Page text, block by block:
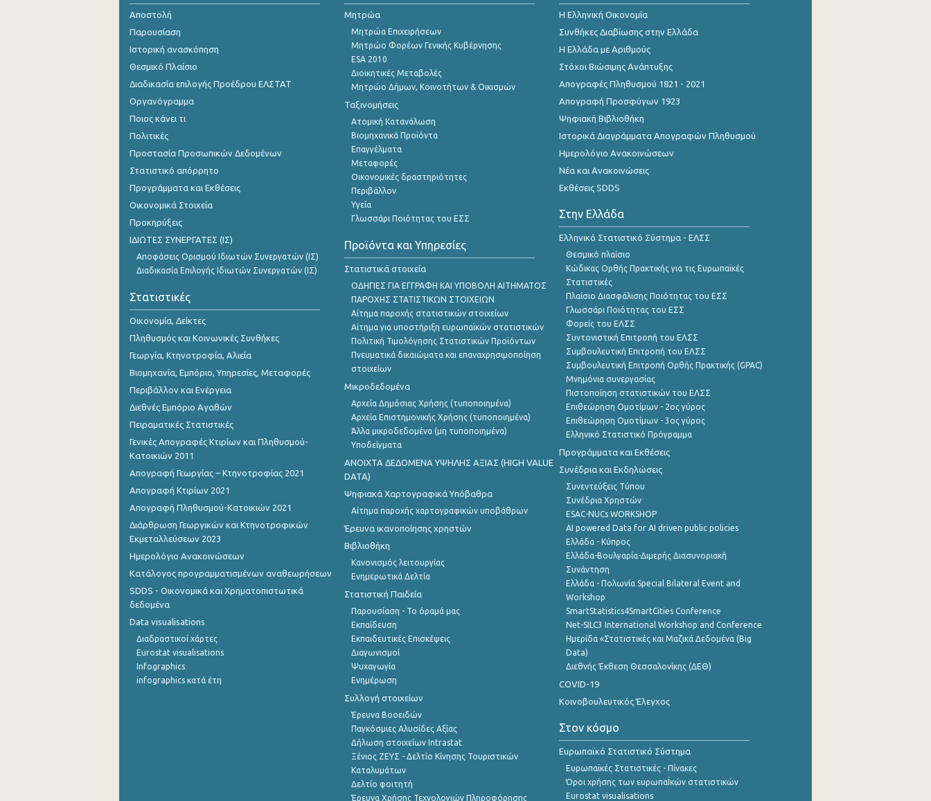
Μαΐου 2024
Μαρτίου 2024
Φεβρουαρίου 2024
Ιανουαρίου 2024
Δεκεμβρίου 2023
Νοεμβρίου 2023
Οκτωβρίου 2023
Αυγούστου 2023
Ιουλίου 2023
Μαΐου 2023
Απριλίου 2023
Φεβρουαρίου 2023
Ιανουαρίου 2023
Δεκεμβρίου 2022
Οκτωβρίου 2022
Σεπτεμβρίου 2022
Αυγούστου 2022
Ιουλίου 2022
Ιουνίου 2022
Απριλίου 2022
Μαρτίου 2022
Αποστολή
Παρουσίαση
Ιστορική ανασκόπηση
Θεσμικό Πλαίσιο
Διαδικασία επιλογής Προέδρου ΕΛΣΤΑΤ
Οργανόγραμμα
Ποιος κάνει τι
Πολιτικές
Προστασία Προσωπικών Δεδομένων
Στατιστικό απόρρητο
Προγράμματα και Εκθέσεις
Οικονομικά Στοιχεία
Προκηρύξεις
ΙΔΙΩΤΕΣ ΣΥΝΕΡΓΑΤΕΣ (ΙΣ)
Αποφάσεις Ορισμού Ιδιωτών Συνεργατών (ΙΣ)
Διαδικασία Επιλογής Ιδιωτών Συνεργατών (ΙΣ)
Στατιστικές
Οικονομία, Δείκτες
Πληθυσμός και Κοινωνικές Συνθήκες
Γεωργία, Κτηνοτροφία, Αλιεία
Βιομηχανία, Εμπόριο, Υπηρεσίες, Μεταφορές
Περιβάλλον και Ενέργεια
Διεθνές Εμπόριο Αγαθών
Πειραματικές Στατιστικές
Γενικές Απογραφές Κτιρίων και Πληθυσμού-
Κατοικιών 2011
Απογραφή Γεωργίας – Κτηνοτροφίας 2021
Απογραφή Κτιρίων 2021
Απογραφή Πληθυσμού-Κατοικιών 2021
Διάρθρωση Γεωργικών και Κτηνοτροφικών
Εκμεταλλεύσεων 2023
Ημερολόγιο Ανακοινώσεων
Κατάλογος προγραμματισμένων αναθεωρήσεων
SDDS - Οικονομικά και Χρηματοπιστωτικά
δεδομένα
Data visualisations
Διαδραστικοί χάρτες
Eurostat visualisations
Infographics
infographics κατά έτη
Μητρώα
Μητρώα Επιχειρήσεων
Μητρώο Φορέων Γενικής Κυβέρνησης
ESA 2010
Διοικητικές Μεταβολές
Μητρώο Δήμων, Κοινοτήτων & Οικισμών
Ταξινομήσεις
Ατομική Κατανάλωση
Βιομηχανικά Προϊόντα
Επαγγέλματα
Μεταφορές
Οικονομικές δραστηριότητες
Περιβάλλον
Υγεία
Γλωσσάρι Ποιότητας του ΕΣΣ
Προϊόντα και Υπηρεσίες
Στατιστικά στοιχεία
ΟΔΗΓΙΕΣ ΓΙΑ ΕΓΓΡΑΦΗ ΚΑΙ ΥΠΟΒΟΛΗ ΑΙΤΗΜΑΤΟΣ
ΠΑΡΟΧΗΣ ΣΤΑΤΙΣΤΙΚΩΝ ΣΤΟΙΧΕΙΩΝ
Αίτημα παροχής στατιστικών στοιχείων
Αίτημα για υποστήριξη ευρωπαϊκών στατιστικών
Πολιτική Τιμολόγησης Στατιστικών Προϊόντων
Πνευματικά δικαιώματα και επαναχρησιμοποίηση
στοιχείων
Μικροδεδομένα
Αρχεία Δημόσιας Χρήσης (τυποποιημένα)
Αρχεία Επιστημονικής Χρήσης (τυποποιημένα)
Άλλα μικροδεδομένα (μη τυποποιημένα)
Υποδείγματα
ANOIXTA ΔΕΔΟΜΕΝΑ ΥΨΗΛΗΣ ΑΞΙΑΣ (HIGH VALUE
DATA)
Ψηφιακά Χαρτογραφικά Υπόβαθρα
Αίτημα παροχής χαρτογραφικών υποβάθρων
Έρευνα ικανοποίησης χρηστών
Βιβλιοθήκη
Κανονισμός λειτουργίας
Ενημερωτικά Δελτία
Στατιστική Παιδεία
Παρουσίαση - Το όραμά μας
Εκπαίδευση
Εκπαιδευτικές Επισκέψεις
Διαγωνισμοί
Ψυχαγωγία
Ενημέρωση
Συλλογή στοιχείων
Έρευνα Βοοειδών
Παγκόσμιες Αλυσίδες Αξίας
Δήλωση στοιχείων Intrastat
Ξένιος ΖΕΥΣ - Δελτίο Κίνησης Τουριστικών
Καταλυμάτων
Δελτίο φοιτητή
Έρευνα Χρήσης Τεχνολογιών Πληροφόρησης
Η Ελληνική Οικονομία
Συνθήκες Διαβίωσης στην Ελλάδα
Η Ελλάδα με Αριθμούς
Στόχοι Βιώσιμης Ανάπτυξης
Απογραφές Πληθυσμού 1821 - 2021
Απογραφή Προσφύγων 1923
Ψηφιακή Βιβλιοθήκη
Ιστορικά Διαγράμματα Απογραφών Πληθυσμού
Ημερολόγιο Ανακοινώσεων
Νέα και Ανακοινώσεις
Εκθέσεις SDDS
Στην Ελλάδα
Ελληνικό Στατιστικό Σύστημα - ΕΛΣΣ
Θεσμικό πλαίσιο
Κώδικας Ορθής Πρακτικής για τις Ευρωπαϊκές
Στατιστικές
Πλαίσιο Διασφάλισης Ποιότητας του ΕΣΣ
Γλωσσάρι Ποιότητας του ΕΣΣ
Φορείς του ΕΛΣΣ
Συντονιστική Επιτροπή του ΕΛΣΣ
Συμβουλευτική Επιτροπή του ΕΛΣΣ
Συμβουλευτική Επιτροπή Ορθής Πρακτικής (GPAC)
Μνημόνια συνεργασίας
Πιστοποίηση στατιστικών του ΕΛΣΣ
Επιθεώρηση Ομοτίμων - 2ος γύρος
Επιθεώρηση Ομοτίμων - 3ος γύρος
Ελληνικό Στατιστικό Πρόγραμμα
Προγράμματα και Εκθέσεις
Συνέδρια και Εκδηλώσεις
Συνεντεύξεις Τύπου
Συνέδρια Χρηστών
ESAC-NUCs WORKSHOP
AI powered Data for AI driven public policies
Ελλάδα - Κύπρος
Ελλάδα-Βουλγαρία-Διμερής Διασυνοριακή
Συνάντηση
Ελλάδα - Πολωνία Special Bilateral Event and
Workshop
SmartStatistics4SmartCities Conference
Net-SILC3 International Workshop and Conference
Ημερίδα «Στατιστικές και Μαζικά Δεδομένα (Big
Data)
Διεθνής Έκθεση Θεσσαλονίκης (ΔΕΘ)
COVID-19
Κοινοβουλευτικός Έλεγχος
Στον κόσμο
Ευρωπαϊκό Στατιστικό Σύστημα
Ευρωπαϊκές Στατιστικές - Πίνακες
Όροι χρήσης των ευρωπαΪκών στατιστικών
Eurostat visualisations